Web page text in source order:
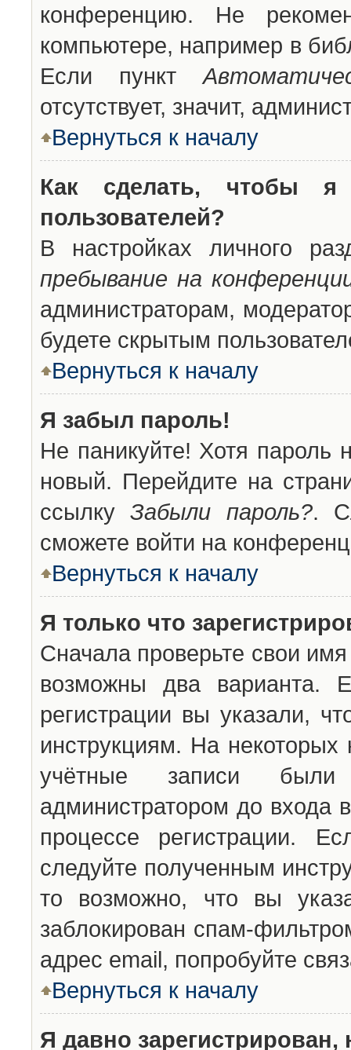
конференцию. Не
компьютере, например в
Если пункт
отсутствует, значит,
Вернуться к началу
Как сделать, чтобы
пользователей?
В настройках личного
пребывание на
администраторам,
будете скрытым
Вернуться к началу
Я забыл пароль!
Не паникуйте! Хотя пароль
новый. Перейдите на
ссылкуЗабыли пароль?.
сможете войти на
Вернуться к началу
Я только что
Сначала проверьте свои
возможны два варианта.
регистрации вы указали,
инструкциям. На
учётные записи были
администратором до входа
процессе регистрации.
следуйте полученным
то возможно, что вы
заблокирован спам-
адрес email, попробуйте
Вернуться к началу
Я давно